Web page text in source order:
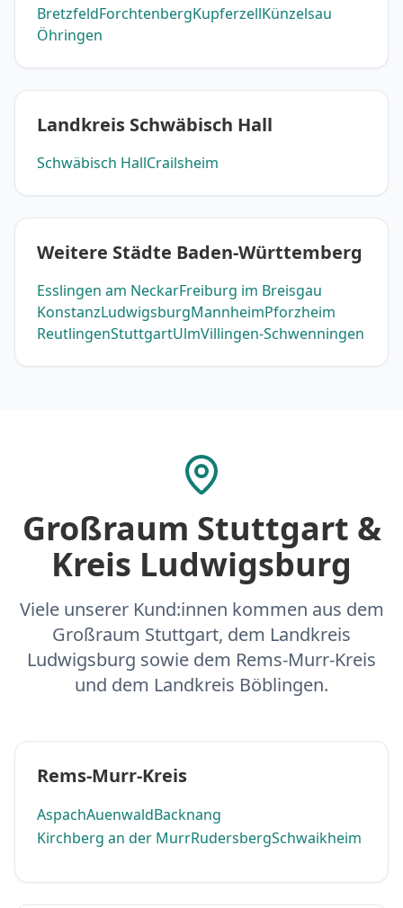
BretzfeldForchtenbergKupferzellKünzelsau
Öhringen
Landkreis Schwäbisch Hall
Schwäbisch HallCrailsheim
Weitere Städte Baden-Württemberg
Esslingen am NeckarFreiburg im Breisgau
KonstanzLudwigsburgMannheimPforzheim
ReutlingenStuttgartUlmVillingen-Schwenningen
Großraum Stuttgart &
Kreis Ludwigsburg
Viele unserer Kund:innen kommen aus dem
Großraum Stuttgart, dem Landkreis
Ludwigsburg sowie dem Rems-Murr-Kreis
und dem Landkreis Böblingen.
Rems-Murr-Kreis
AspachAuenwaldBacknang
Kirchberg an der MurrRudersbergSchwaikheim